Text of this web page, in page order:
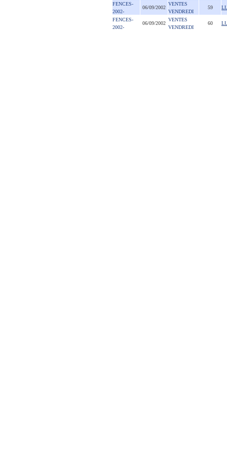
FENCES-
2002-
06/09/2002
VENTES
VENDREDI
59
FENCES-
2002-
06/09/2002
VENTES
VENDREDI
60